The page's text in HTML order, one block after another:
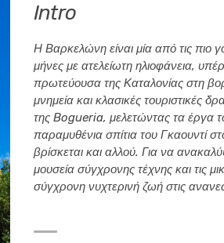
Intro
Η Βαρκελώνη είναι μία από τις πιο
μήνες με ατελείωτη ηλιοφάνεια,
πρωτεύουσα της Καταλονίας στη
μνημεία και κλασικές τουριστικές
της Bogueria, μελετώντας τα έργα
παραμυθένια σπίτια του Γκαουντί
βρίσκεται και αλλού. Για να
μουσεία σύγχρονης τέχνης και τις
σύγχρονη νυχτερινή ζωή στις